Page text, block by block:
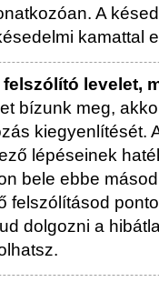
A
kamattal
levelet,
bízunk meg,
kiegyenlítését.
lépéseinek
bele ebbe
felszólításod
dolgozni a